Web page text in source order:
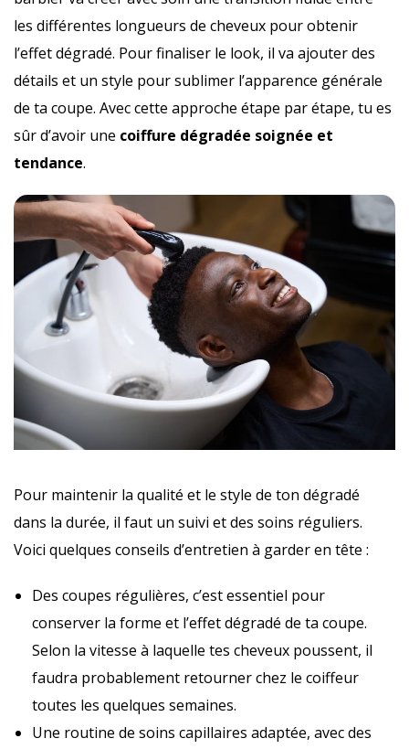
les différentes longueurs de cheveux pour obtenir
l’effet dégradé. Pour finaliser le look, il va ajouter des
détails et un style pour sublimer l’apparence générale
de ta coupe. Avec cette approche étape par étape, tu es
sûr d’avoir une coiffure dégradée soignée et
tendance.
Pour maintenir la qualité et le style de ton dégradé
dans la durée, il faut un suivi et des soins réguliers.
Voici quelques conseils d’entretien à garder en tête :
Des coupes régulières, c’est essentiel pour
conserver la forme et l’effet dégradé de ta coupe.
Selon la vitesse à laquelle tes cheveux poussent, il
faudra probablement retourner chez le coiffeur
toutes les quelques semaines.
Une routine de soins capillaires adaptée, avec des